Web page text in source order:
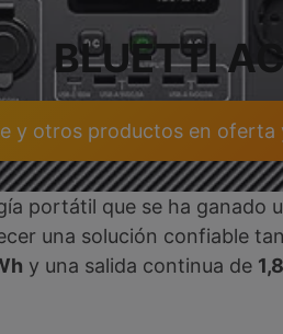
BLUETTI
y otros productos en oferta
portátil que se ha ganado
una solución confiable
y una salida continua de